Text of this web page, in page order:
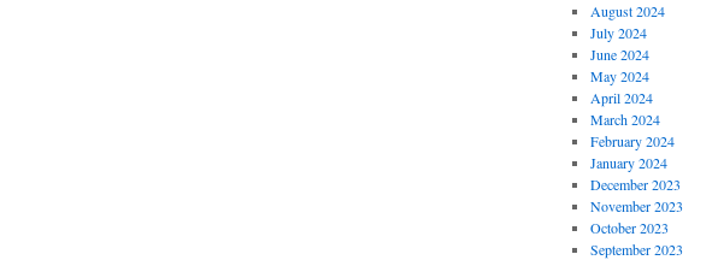
August 2024
July 2024
June 2024
May 2024
April 2024
March 2024
February 2024
January 2024
December 2023
November 2023
October 2023
September 2023